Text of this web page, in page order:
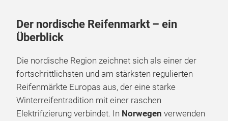
Der nordische Reifenmarkt – ein
Überblick
Die nordische Region zeichnet sich als einer der
fortschrittlichsten und am stärksten regulierten
Reifenmärkte Europas aus, der eine starke
Winterreifentradition mit einer raschen
Elektrifizierung verbindet. In Norwegen verwenden